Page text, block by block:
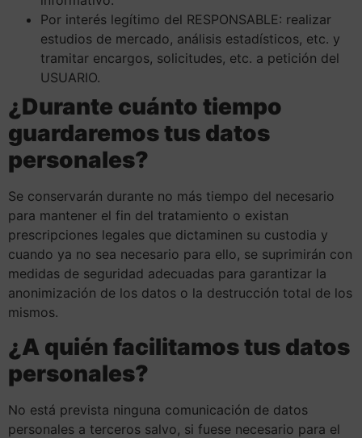
Por interés legítimo del RESPONSABLE: realizar
estudios de mercado, análisis estadísticos, etc. y
tramitar encargos, solicitudes, etc. a petición del
USUARIO.
¿Durante cuánto tiempo
guardaremos tus datos
personales?
Se conservarán durante no más tiempo del necesario
para mantener el fin del tratamiento o existan
prescripciones legales que dictaminen su custodia y
cuando ya no sea necesario para ello, se suprimirán con
medidas de seguridad adecuadas para garantizar la
anonimización de los datos o la destrucción total de los
mismos.
¿A quién facilitamos tus datos
personales?
No está prevista ninguna comunicación de datos
personales a terceros salvo, si fuese necesario para el